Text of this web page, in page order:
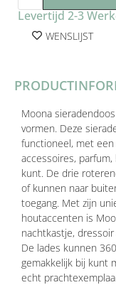
Levertijd 2-3
WENSLIJST
Moona
vormen. Deze
functioneel, met
accessoires,
kunt. De drie
of kunnen naar
toegang. Met zijn
houtaccenten is
nachtkastje,
De lades kunnen
gemakkelijk bij kunt
echt